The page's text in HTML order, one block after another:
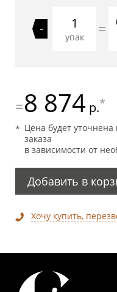
-
упак =
=8 874 р.*
Цена будет
заказа
в зависимости от
Добавить в
Хочу купить,